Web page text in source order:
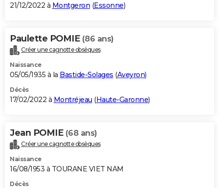
21/12/2022 à Montgeron (Essonne)
Paulette POMIE (86 ans)
Créer une cagnotte obsèques
Naissance
05/05/1935 à la Bastide-Solages (Aveyron)
Décès
17/02/2022 à Montréjeau (Haute-Garonne)
Jean POMIE (68 ans)
Créer une cagnotte obsèques
Naissance
16/08/1953 à TOURANE VIET NAM
Décès